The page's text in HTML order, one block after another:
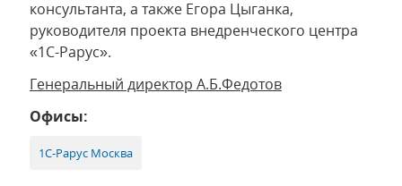
консультанта, а также Егора Цыганка,
руководителя проекта внедренческого центра
«1С-Рарус».
Генеральный директор А.Б.Федотов
Офисы:
1С-Рарус Москва